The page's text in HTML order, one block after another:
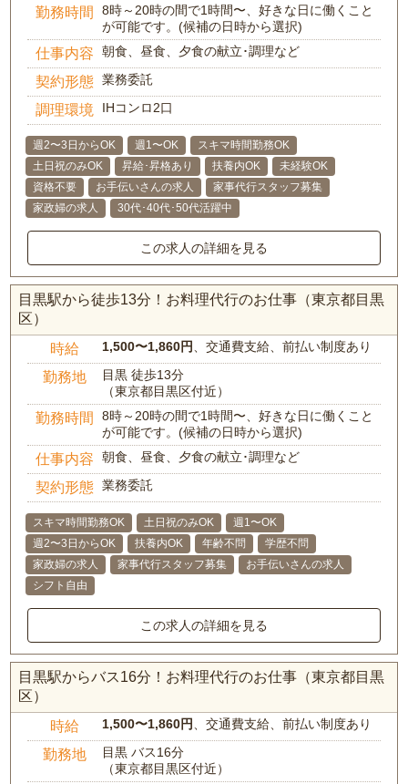
勤務時間
8時～20時の間で1時間〜、好きな日に働くこと
が可能です。(候補の日時から選択)
仕事内容 朝食、昼食、夕食の献立･調理など
契約形態 業務委託
調理環境 IHコンロ2口
週2〜3日からOK 週1〜OK
スキマ時間勤務OK
土日祝のみOK
昇給･昇格あり 扶養内OK
未経験OK
資格不要
お手伝いさんの求人
家事代行スタッフ募集
家政婦の求人
30代･40代･50代活躍中
この求人の詳細を見る
目黒駅から徒歩13分！お料理代行のお仕事（東京都目黒
区）
時給 1,500〜1,860円 、交通費支給、前払い制度あり
勤務地
目黒 徒歩13分
（東京都目黒区付近）
勤務時間
8時～20時の間で1時間〜、好きな日に働くこと
が可能です。(候補の日時から選択)
仕事内容 朝食、昼食、夕食の献立･調理など
契約形態 業務委託
スキマ時間勤務OK 土日祝のみOK
週1〜OK
週2〜3日からOK
扶養内OK 年齢不問
学歴不問
家政婦の求人
家事代行スタッフ募集
お手伝いさんの求人
シフト自由
この求人の詳細を見る
目黒駅からバス16分！お料理代行のお仕事（東京都目黒
区）
時給 1,500〜1,860円 、交通費支給、前払い制度あり
勤務地
目黒 バス16分
（東京都目黒区付近）